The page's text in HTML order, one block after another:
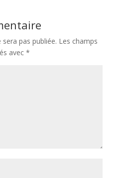
pas publiée. Les champs
avec *